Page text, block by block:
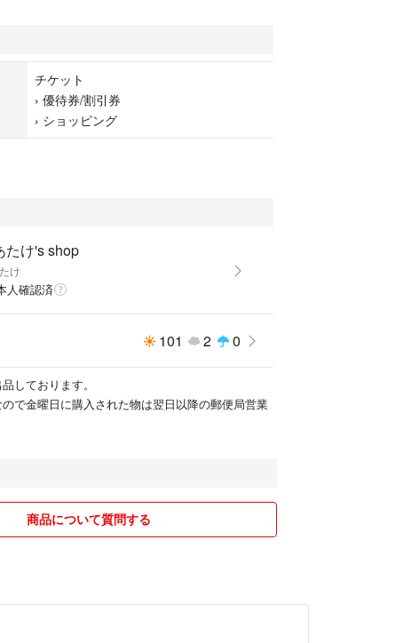
チケット
› 優待券/割引券
› ショッピング
たけ's shop
け
人確認済
101 2 0
しております。
で金曜日に購入された物は翌日以降の郵便局営業
商品について質問する